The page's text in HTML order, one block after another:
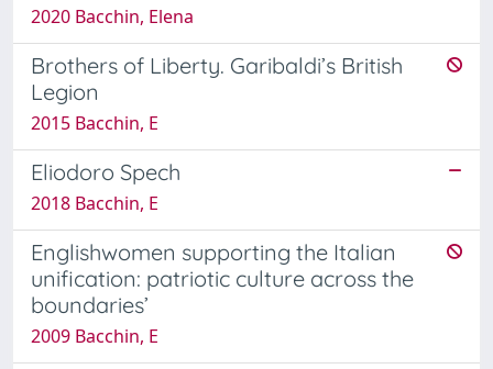
2020 Bacchin, Elena
Brothers of Liberty. Garibaldi’s British
Legion
2015 Bacchin, E
Eliodoro Spech
2018 Bacchin, E
Englishwomen supporting the Italian
unification: patriotic culture across the
boundaries’
2009 Bacchin, E